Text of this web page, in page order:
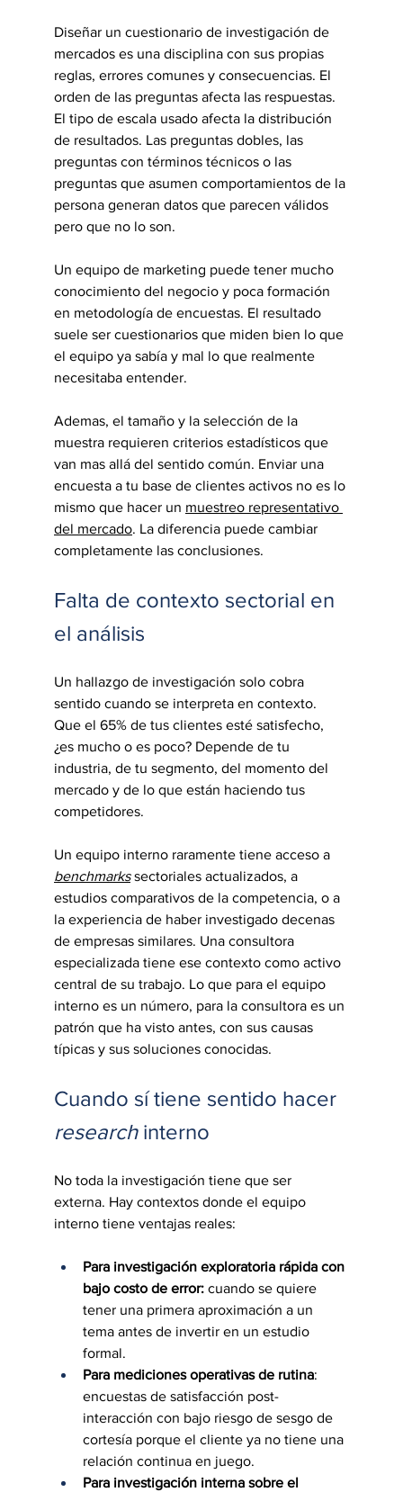
Diseñar un cuestionario de investigación de
mercados es una disciplina con sus propias
reglas, errores comunes y consecuencias. El
orden de las preguntas afecta las respuestas.
El tipo de escala usado afecta la distribución
de resultados. Las preguntas dobles, las
preguntas con términos técnicos o las
preguntas que asumen comportamientos de la
persona generan datos que parecen válidos
pero que no lo son.
Un equipo de marketing puede tener mucho
conocimiento del negocio y poca formación
en metodología de encuestas. El resultado
suele ser cuestionarios que miden bien lo que
el equipo ya sabía y mal lo que realmente
necesitaba entender.
Ademas, el tamaño y la selección de la
muestra requieren criterios estadísticos que
van mas allá del sentido común. Enviar una
encuesta a tu base de clientes activos no es lo
mismo que hacer un muestreo representativo
del mercado. La diferencia puede cambiar
completamente las conclusiones.
Falta de contexto sectorial en
el análisis
Un hallazgo de investigación solo cobra
sentido cuando se interpreta en contexto.
Que el 65% de tus clientes esté satisfecho,
¿es mucho o es poco? Depende de tu
industria, de tu segmento, del momento del
mercado y de lo que están haciendo tus
competidores.
Un equipo interno raramente tiene acceso a
benchmarks sectoriales actualizados, a
estudios comparativos de la competencia, o a
la experiencia de haber investigado decenas
de empresas similares. Una consultora
especializada tiene ese contexto como activo
central de su trabajo. Lo que para el equipo
interno es un número, para la consultora es un
patrón que ha visto antes, con sus causas
típicas y sus soluciones conocidas.
Cuando sí tiene sentido hacer
research interno
No toda la investigación tiene que ser
externa. Hay contextos donde el equipo
interno tiene ventajas reales:
Para investigación exploratoria rápida con
bajo costo de error: cuando se quiere
tener una primera aproximación a un
tema antes de invertir en un estudio
formal.
Para mediciones operativas de rutina:
encuestas de satisfacción post-
interacción con bajo riesgo de sesgo de
cortesía porque el cliente ya no tiene una
relación continua en juego.
Para investigación interna sobre el